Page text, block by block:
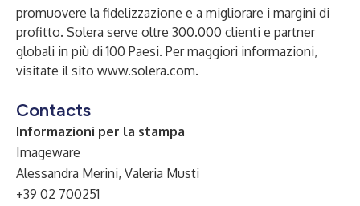
promuovere la fidelizzazione e a migliorare i margini di
profitto. Solera serve oltre 300.000 clienti e partner
globali in più di 100 Paesi. Per maggiori informazioni,
visitate il sito www.solera.com.
Contacts
Informazioni per la stampa
Imageware
Alessandra Merini, Valeria Musti
+39 02 700251